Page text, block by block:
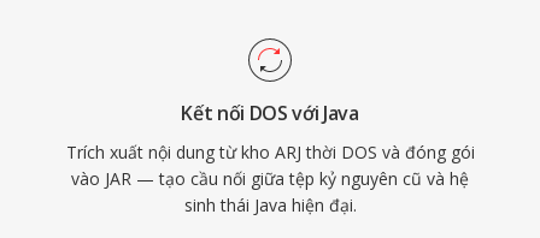
Kết nối DOS với Java
Trích xuất nội dung từ kho ARJ thời DOS và đóng gói
vào JAR — tạo cầu nối giữa tệp kỷ nguyên cũ và hệ
sinh thái Java hiện đại.